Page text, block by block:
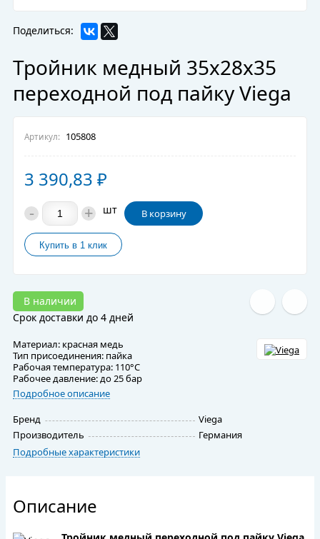
Поделиться:
Тройник медный 35х28х35
переходной под пайку Viega
Артикул: 105808
3 390,83 ₽
- + шт В корзину
В наличии
Срок доставки до 4 дней
Материал: красная медь
Тип присоединения: пайка
Рабочая температура: 110°C
Рабочее давление: до 25 бар
Подробное описание
Бренд
Viega
Производитель
Германия
Подробные характеристики
Описание